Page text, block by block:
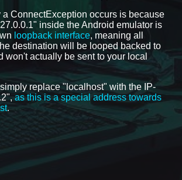
ConnectException occurs is because
inside the Android emulator is
loopback interface, meaning all
destination will be looped backed to
won't actually be sent to your local
replace "localhost" with the IP-
as this is a special address towards
.